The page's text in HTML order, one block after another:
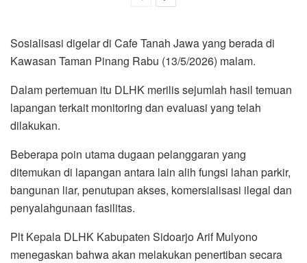
Sosialisasi digelar di Cafe Tanah Jawa yang berada di
Kawasan Taman Pinang Rabu (13/5/2026) malam.
Dalam pertemuan itu DLHK merilis sejumlah hasil temuan
lapangan terkait monitoring dan evaluasi yang telah
dilakukan.
Beberapa poin utama dugaan pelanggaran yang
ditemukan di lapangan antara lain alih fungsi lahan parkir,
bangunan liar, penutupan akses, komersialisasi ilegal dan
penyalahgunaan fasilitas.
Plt Kepala DLHK Kabupaten Sidoarjo Arif Mulyono
menegaskan bahwa akan melakukan penertiban secara